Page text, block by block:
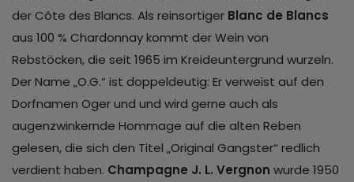
der Côte des Blancs. Als reinsortiger Blanc de Blancs
aus 100 % Chardonnay kommt der Wein von
Rebstöcken, die seit 1965 im Kreideuntergrund wurzeln.
Der Name „O.G.“ ist doppeldeutig: Er verweist auf den
Dorfnamen Oger und und wird gerne auch als
augenzwinkernde Hommage auf die alten Reben
gelesen, die sich den Titel „Original Gangster“ redlich
verdient haben. Champagne J. L. Vergnon wurde 1950